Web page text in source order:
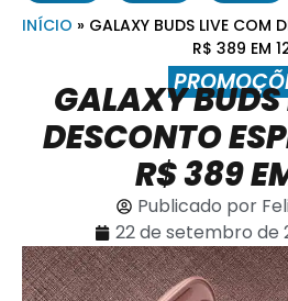
INÍCIO » GALAXY BUDS LIVE COM
R$ 389 EM
GALAXY
DESCONTO
R$ 389
Publicado por
22 de setembro de